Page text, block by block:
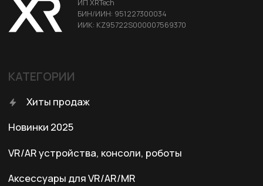
+7 (701) 202-04-00
Условия доставки
Условия оплаты
Адрес:
Политика конфиденциальности